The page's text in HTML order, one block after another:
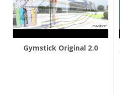
Gymstick Original 2.0